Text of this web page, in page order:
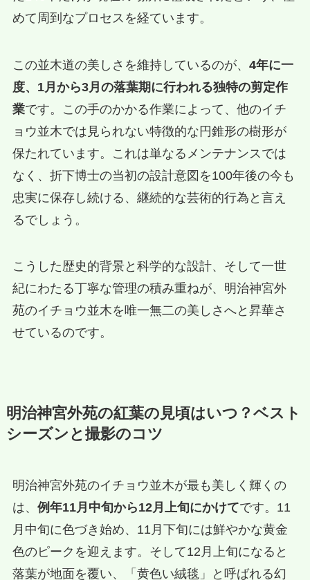
めて周到なプロセスを経ています。
この並木道の美しさを維持しているのが、 4年に一
度、1月から3月の落葉期に行われる独特の剪定作
業です。この手のかかる作業によって、他のイチ
ョウ並木では見られない特徴的な円錐形の樹形が
保たれています。これは単なるメンテナンスでは
なく、折下博士の当初の設計意図を100年後の今も
忠実に保存し続ける、継続的な芸術的行為と言え
るでしょう。
こうした歴史的背景と科学的な設計、そして一世
紀にわたる丁寧な管理の積み重ねが、明治神宮外
苑のイチョウ並木を唯一無二の美しさへと昇華さ
せているのです。
明治神宮外苑の紅葉の見頃はいつ？ベスト
シーズンと撮影のコツ
明治神宮外苑のイチョウ並木が最も美しく輝くの
は、 例年11月中旬から12月上旬にかけてです。11
月中旬に色づき始め、11月下旬には鮮やかな黄金
色のピークを迎えます。そして12月上旬になると
落葉が地面を覆い、「黄色い絨毯」と呼ばれる幻